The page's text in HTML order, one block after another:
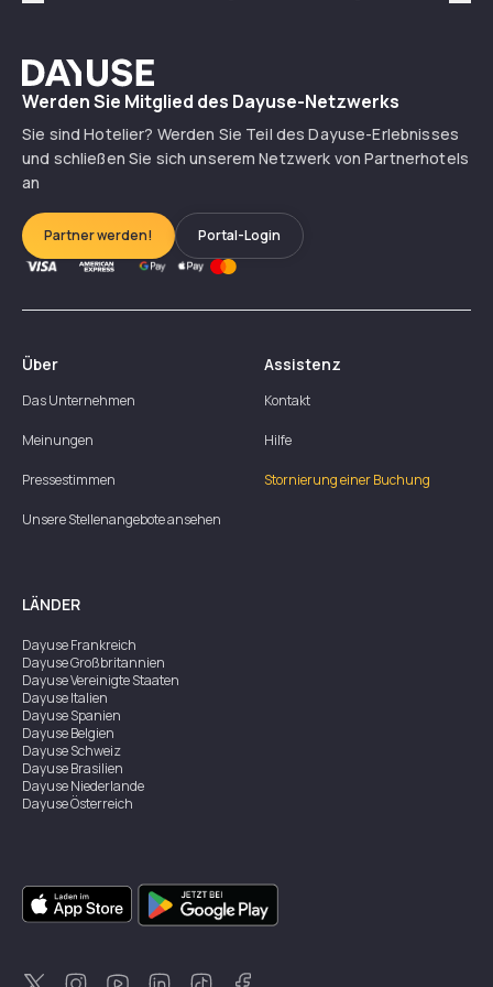
Dayuse
Werden Sie Mitglied des Dayuse-Netzwerks
Sie sind Hotelier? Werden Sie Teil des Dayuse-Erlebnisses
und schließen Sie sich unserem Netzwerk von Partnerhotels
an
Partner werden! Portal-Login
Über
Das Unternehmen
Meinungen
Pressestimmen
Unsere Stellenangebote ansehen
Assistenz
Kontakt
Hilfe
Stornierung einer Buchung
LÄNDER
DayuseFrankreich
DayuseGroßbritannien
DayuseVereinigte Staaten
DayuseItalien
DayuseSpanien
DayuseBelgien
DayuseSchweiz
DayuseBrasilien
DayuseNiederlande
DayuseÖsterreich
DayuseSingapur
DayuseZweden
DayuseThailand
DayuseNeuseeland